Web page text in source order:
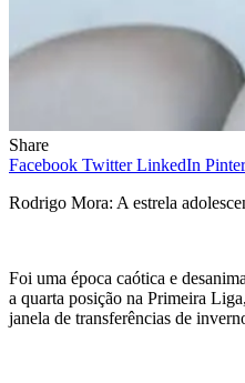
Share
Facebook Twitter LinkedIn
Rodrigo Mora: A estrela
Foi uma época caótica e
a quarta posição na Primeira
janela de transferências de